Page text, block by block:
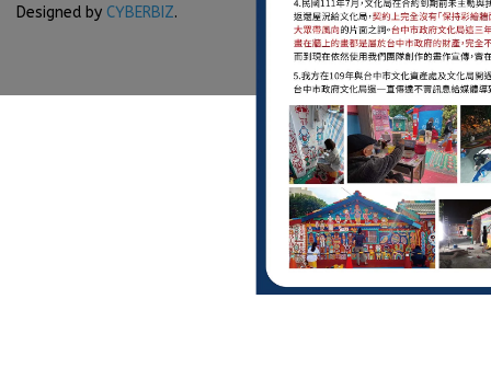
Designed by CYBERBIZ.